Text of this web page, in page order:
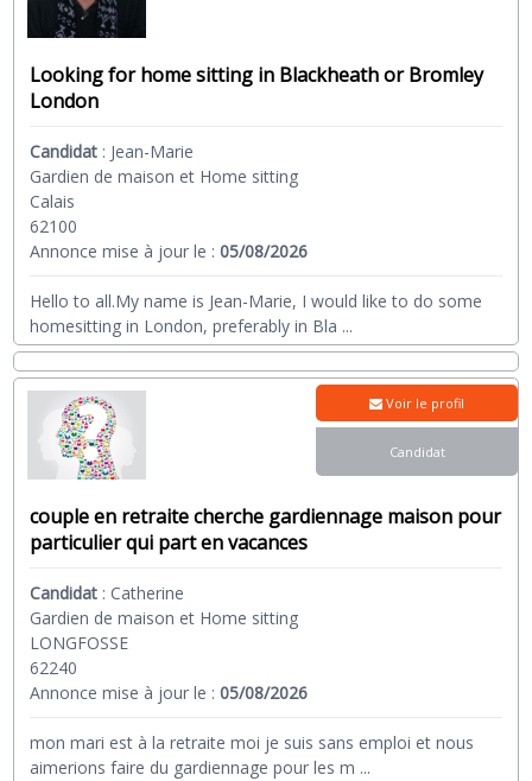
Looking for home sitting in Blackheath or Bromley
London
Candidat : Jean-Marie
Gardien de maison et Home sitting
Calais
62100
Annonce mise à jour le :05/08/2026
Hello to all.My name is Jean-Marie, I would like to do some
homesitting in London, preferably in Bla ...
couple en retraite cherche gardiennage maison pour
particulier qui part en vacances
Candidat : Catherine
Gardien de maison et Home sitting
LONGFOSSE
62240
Annonce mise à jour le :05/08/2026
mon mari est à la retraite moi je suis sans emploi et nous
aimerions faire du gardiennage pour les m ...
Voir le profil
Candidat